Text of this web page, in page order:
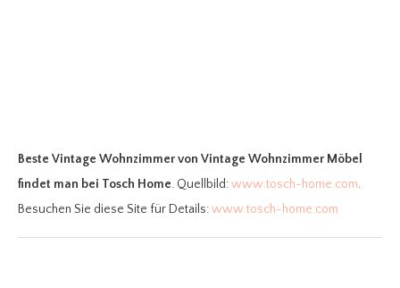
Beste Vintage Wohnzimmervon Vintage Wohnzimmer Möbel
findet man bei Tosch Home. Quellbild:www.tosch-home.com.
Besuchen Sie diese Site für Details:www.tosch-home.com